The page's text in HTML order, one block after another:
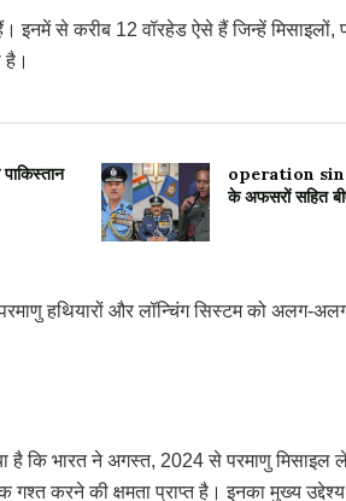
से करीब 12 वॉरहेड ऐसे हैं जिन्हें मिसाइलों,
है।
operation
के अफसरों सहित
हथियारों और लॉन्चिंग सिस्टम को अलग-
है कि भारत ने अगस्त, 2024 से परमाणु
करने की क्षमता प्राप्त है। इनका मुख्य उद्देश्य